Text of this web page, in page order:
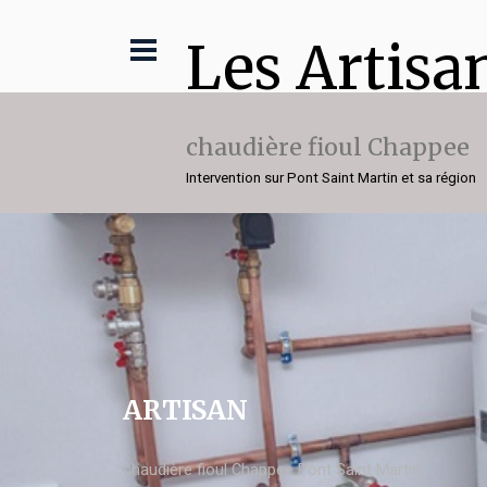
Les
chaudière fioul Chappee
Intervention sur Pont Saint Martin et sa région
ARTISAN
chaudière fioul Chappee Pont Saint Martin